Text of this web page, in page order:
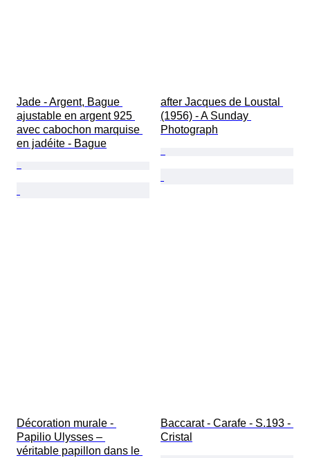
Jade - Argent, Bague
ajustable en argent 925
avec cabochon marquise
en jadéite - Bague
after Jacques de Loustal
(1956) - A Sunday
Photograph
Décoration murale -
Papilio Ulysses –
véritable papillon dans le
Baccarat - Carafe - S.193 -
Cristal